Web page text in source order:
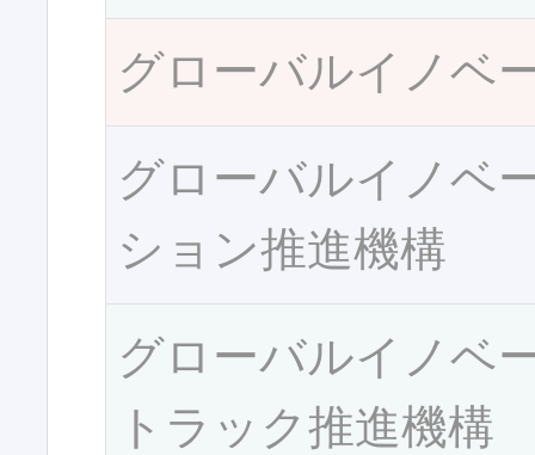
グローバルイノベ
グローバルイノベ
ション推進機構
グローバルイノベ
トラック推進機構